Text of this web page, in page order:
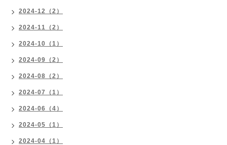
2024-12（2）
2024-11（2）
2024-10（1）
2024-09（2）
2024-08（2）
2024-07（1）
2024-06（4）
2024-05（1）
2024-04（1）